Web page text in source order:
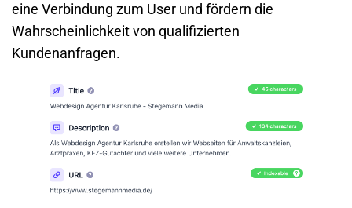
eine Verbindung zum User und fördern die
Wahrscheinlichkeit von qualifizierten
Kundenanfragen.